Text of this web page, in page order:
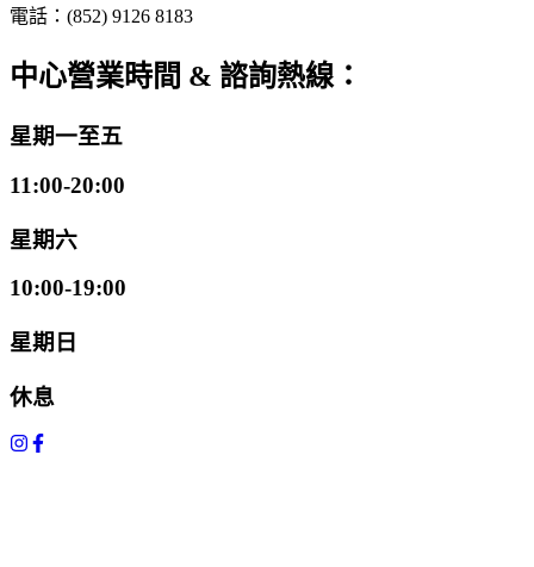
電話：(852) 9126 8183
中心營業時間 & 諮詢熱線：
星期一至五
11:00-20:00
星期六
10:00-19:00
星期日
休息